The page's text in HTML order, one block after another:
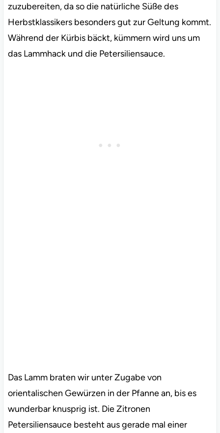
zuzubereiten, da so die natürliche Süße des
Herbstklassikers besonders gut zur Geltung kommt.
Während der Kürbis bäckt, kümmern wird uns um
das Lammhack und die Petersiliensauce.
Das Lamm braten wir unter Zugabe von
orientalischen Gewürzen in der Pfanne an, bis es
wunderbar knusprig ist. Die Zitronen
Petersiliensauce besteht aus gerade mal einer